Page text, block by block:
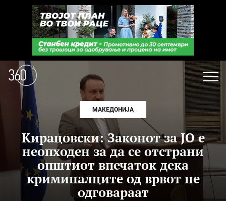
МАКЕДОНИЈА
Кирацовски: Законот за ЈО е
неопходен за да се отстрани
општиот впечаток дека
криминалците од врвот не
одговараат